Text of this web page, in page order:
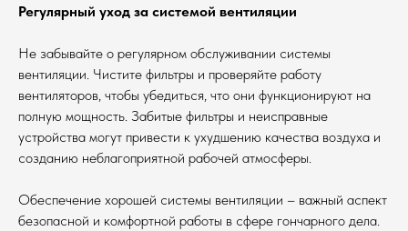
Регулярный уход за системой вентиляции
Не забывайте о регулярном обслуживании системы
вентиляции. Чистите фильтры и проверяйте работу
вентиляторов, чтобы убедиться, что они функционируют на
полную мощность. Забитые фильтры и неисправные
устройства могут привести к ухудшению качества воздуха и
созданию неблагоприятной рабочей атмосферы.
Обеспечение хорошей системы вентиляции – важный аспект
безопасной и комфортной работы в сфере гончарного дела.